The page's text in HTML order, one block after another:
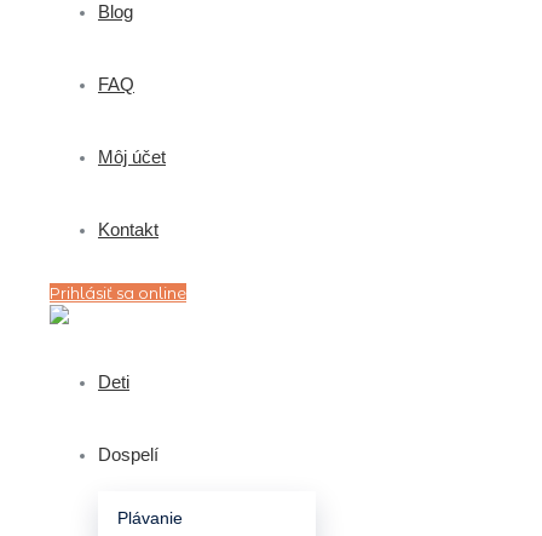
Blog
FAQ
Môj účet
Kontakt
Prihlásiť sa online
Deti
Dospelí
Plávanie